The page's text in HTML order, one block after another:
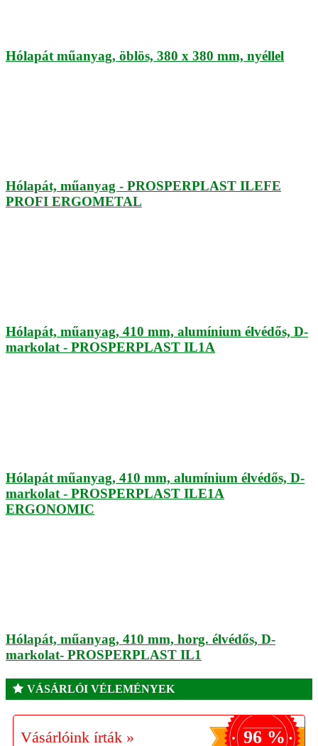
Hólapát műanyag, öblös, 380 x 380 mm, nyéllel
Hólapát, műanyag - PROSPERPLAST ILEFE
PROFI ERGOMETAL
Hólapát, műanyag, 410 mm, alumínium élvédős, D-
markolat - PROSPERPLAST IL1A
Hólapát műanyag, 410 mm, alumínium élvédős, D-
markolat - PROSPERPLAST ILE1A
ERGONOMIC
Hólapát, műanyag, 410 mm, horg. élvédős, D-
markolat- PROSPERPLAST IL1
VÁSÁRLÓI VÉLEMÉNYEK
Vásárlóink írták » 96 %